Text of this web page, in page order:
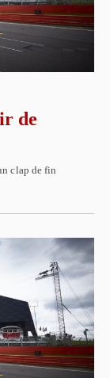
de
clap de fin